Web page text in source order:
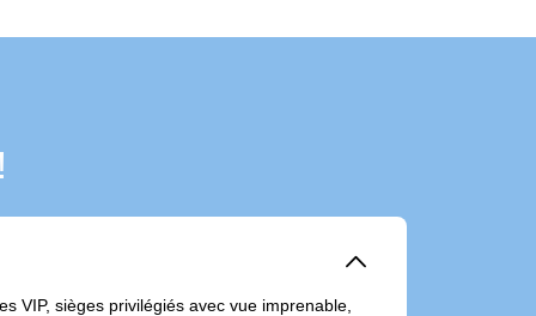
􀆈
VIP, sièges privilégiés avec vue imprenable,